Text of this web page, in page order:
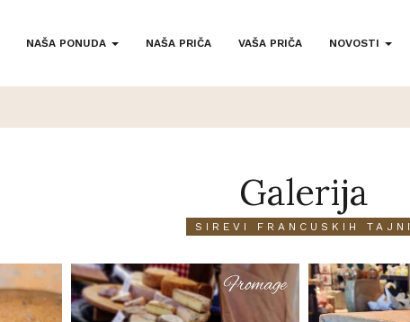
NAŠA PONUDA NAŠA PRIČA VAŠA PRIČA NOVOSTI
Galerija
SIREVI FRANCUSKIH TAJNI